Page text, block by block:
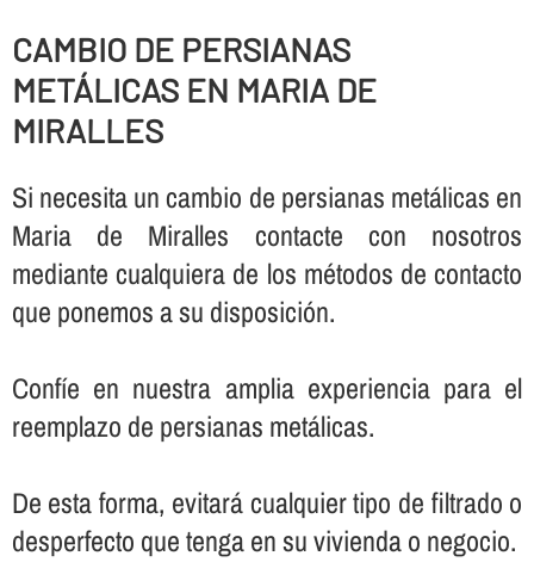
CAMBIO DE PERSIANAS
METÁLICAS EN MARIA DE
MIRALLES
Si necesita un cambio de persianas metálicas en
Maria de Miralles contacte con nosotros
mediante cualquiera de los métodos de contacto
que ponemos a su disposición.
Confí­e en nuestra amplia experiencia para el
reemplazo de persianas metálicas.
De esta forma, evitará cualquier tipo de filtrado o
desperfecto que tenga en su vivienda o negocio.